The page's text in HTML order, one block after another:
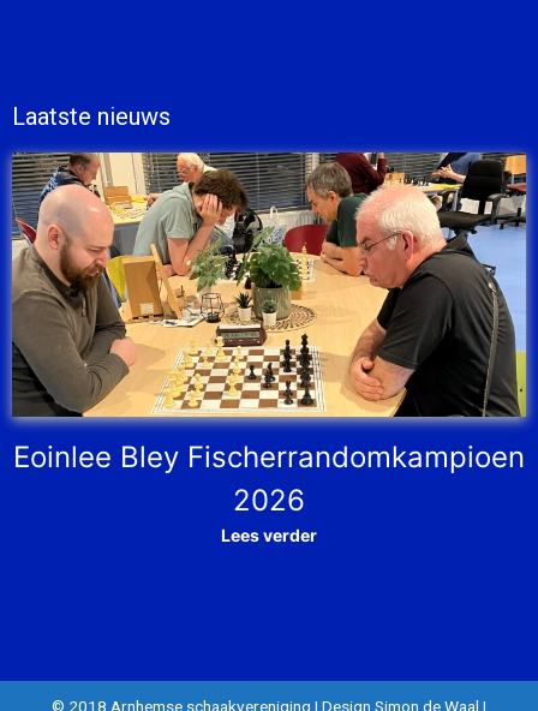
Laatste nieuws
Eoinlee Bley Fischerrandomkampioen
2026
Lees verder
© 2018 Arnhemse schaakvereniging | Design Simon de Waal |